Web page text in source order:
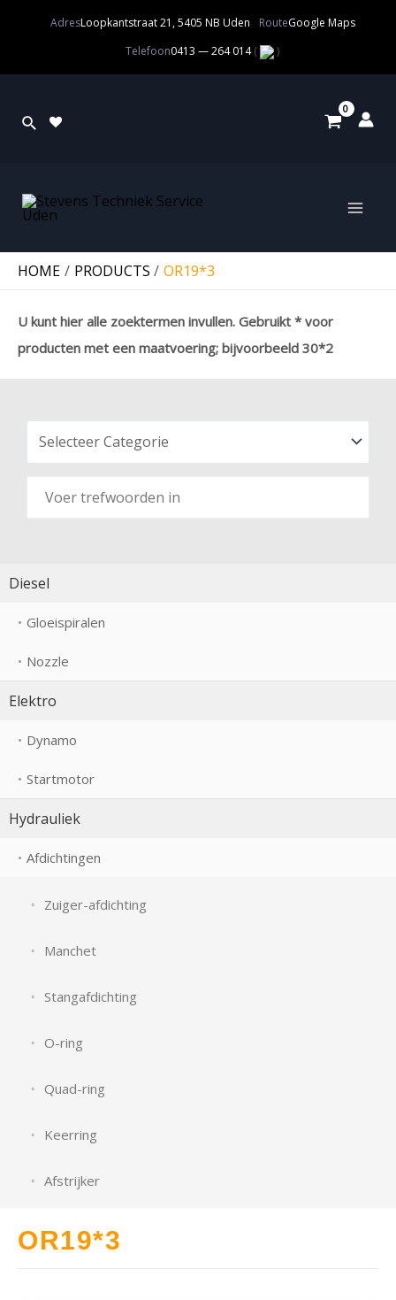
AdresLoopkantstraat 21, 5405 NB Uden RouteGoogle Maps
Telefoon0413 — 264 014( )
HOME PRODUCTS OR19*3
U kunt hier alle zoektermen invullen. Gebruikt * voor
producten met een maatvoering; bijvoorbeeld 30*2
Diesel
Gloeispiralen
Nozzle
Elektro
Dynamo
Startmotor
Hydrauliek
Afdichtingen
Zuiger-afdichting
Manchet
Stangafdichting
O-ring
Quad-ring
Keerring
Afstrijker
OR19*3